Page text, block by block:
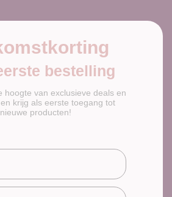
bestelling
hoogte van exclusieve deals en
krijg als eerste toegang tot
nieuwe producten!